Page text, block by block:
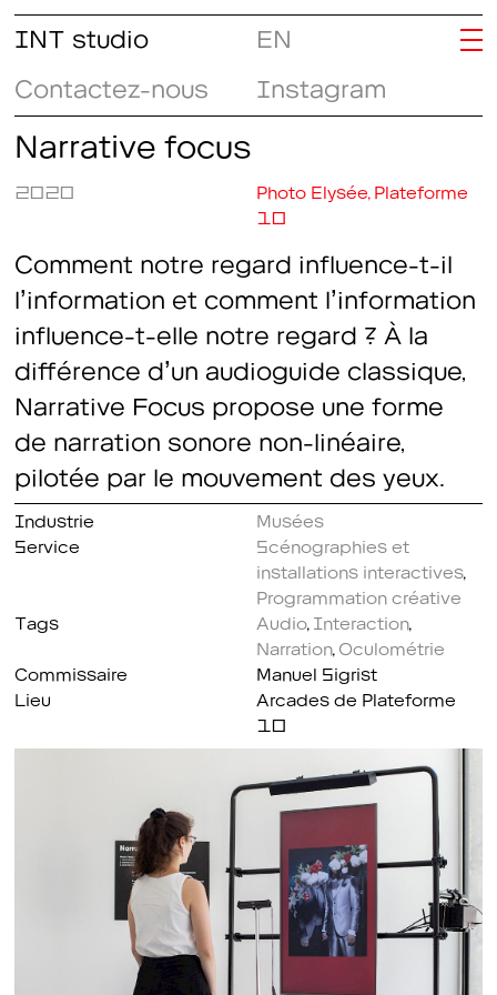
INT studio
Contactez-nous
Instagram
EN
Narrative focus
2020
Photo Elysée, Plateforme
10
Comment notre regard influence-t-il
l’information et comment l’information
influence-t-elle notre regard ? À la
différence d’un audioguide classique,
Narrative Focus propose une forme
de narration sonore non-linéaire,
pilotée par le mouvement des yeux.
Industrie
Musées
Service
Scénographies et
installations interactives
Programmation créative
Tags
Audio, Interaction,
Narration, Oculométrie
Commissaire
Manuel Sigrist
Lieu
Arcades de Plateforme
10